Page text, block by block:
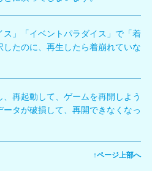
。
合わせ]
Ver1.01にて修正しましたので、オ
ちの方は、Ver1.01へのアップデー
映されます。なお、アップデート
後、すぐに反映されるよう、修正
ス」「イベントパラダイス」で「着
したのに、再生したら着崩れていな
水着が「着崩れ」に対応していな
」を選択しても水着の形状は変化い
を選択できなくする修正対応を予定
再起動して、ゲームを再開しよう
ータが破損して、再開できなくなっ
ることがある不具合が確認されてい
↑ページ上部へ